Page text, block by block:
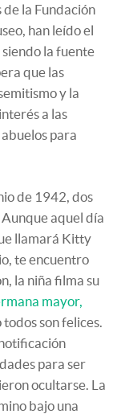
la Fundación
han leído el
la fuente
que las
y la
a las
para
de 1942, dos
aquel día
llamará Kitty
te encuentro
la niña filma su
mayor,
todos son felices.
para ser
ocultarse. La
bajo una